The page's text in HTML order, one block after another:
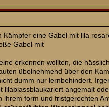
eine Gabel mit lila
Gabel mit
erkennen wollten, die
übelnehmend über den
dumm nur lernbehindert.
lilablassblaukariert angemalt
form und fristgerechten